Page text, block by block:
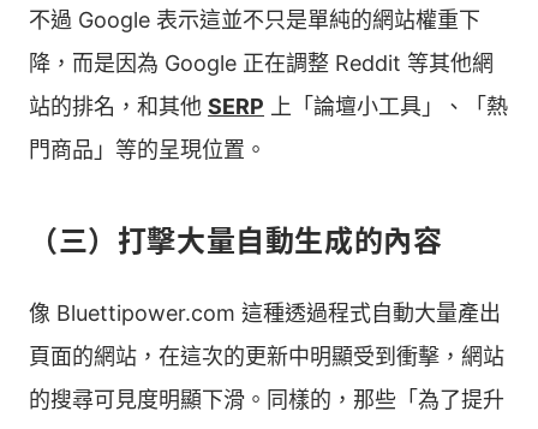
不過 Google 表示這並不只是單純的網站權重下
降，而是因為 Google 正在調整 Reddit 等其他網
站的排名，和其他 SERP 上「論壇小工具」、「熱
門商品」等的呈現位置。
（三）打擊大量自動生成的內容
像 Bluettipower.com 這種透過程式自動大量產出
頁面的網站，在這次的更新中明顯受到衝擊，網站
的搜尋可見度明顯下滑。同樣的，那些「為了提升